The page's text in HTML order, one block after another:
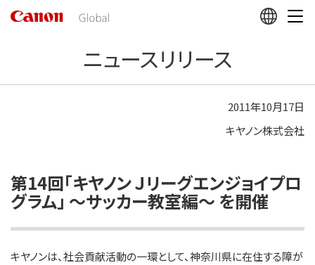
の
ニュースリリース
2011年10月17日
キヤノン株式会社
第14回「キヤノン Ｊリーグエンジョイプロ
グラム」 ～サッカー教室編～ を開催
キヤノンは、社会貢献活動の一環として、神奈川県に在住する障が